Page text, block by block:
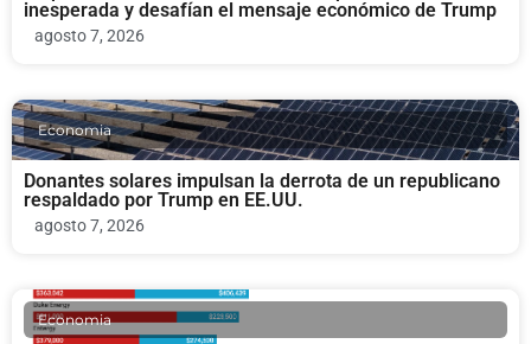
inesperada y desafían el mensaje económico de Trump
agosto 7, 2026
Economia
Donantes solares impulsan la derrota de un republicano
respaldado por Trump en EE.UU.
agosto 7, 2026
Economia